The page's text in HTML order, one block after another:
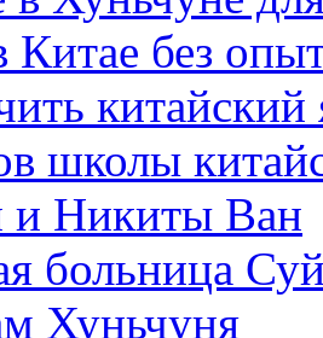
Китае без
школы
и Никиты Ван
больница
Хуньчуня